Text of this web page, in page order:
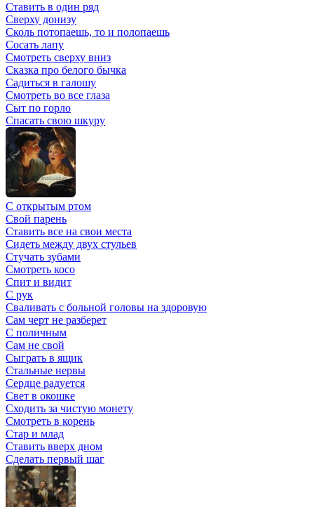
Ставить в один ряд
Сверху донизу
Сколь потопаешь, то и полопаешь
Сосать лапу
Смотреть сверху вниз
Сказка про белого бычка
Садиться в галошу
Смотреть во все глаза
Сыт по горло
Спасать свою шкуру
С открытым ртом
Свой парень
Ставить все на свои места
Сидеть между двух стульев
Стучать зубами
Смотреть косо
Спит и видит
С рук
Сваливать с больной головы на здоровую
Сам черт не разберет
С поличным
Сам не свой
Сыграть в ящик
Стальные нервы
Сердце радуется
Свет в окошке
Сходить за чистую монету
Смотреть в корень
Стар и млад
Ставить вверх дном
Сделать первый шаг